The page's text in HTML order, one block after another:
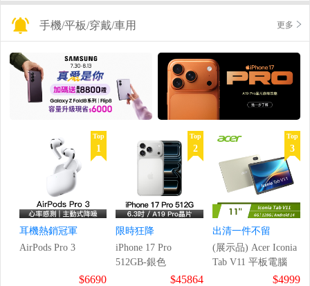
手機/平板/穿戴/車用 更多
Top
1
耳機熱銷冠軍
AirPods Pro 3
$6690
Top
2
限時狂降
iPhone 17 Pro
512GB-銀色
$45864
Top
3
出清一件不留
(展示品) Acer Iconia
Tab V11 平板電腦
$4999